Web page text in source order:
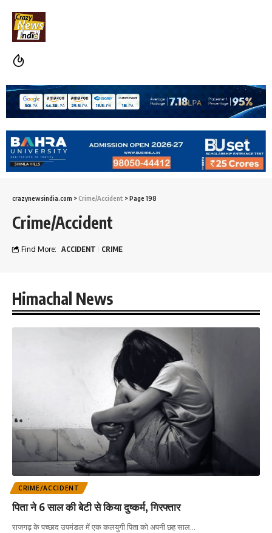
crazynewsindia.com >Crime/Accident >Page 198
Crime/Accident
Find More: ACCIDENT CRIME
Himachal News
CRIME/ACCIDENT
पिता ने 6 साल की बेटी से किया दुष्कर्म, गिरफ्तार
राजगढ़ के पच्छाद उपमंडल में एक कलयुगी पिता को अपनी छह साल…